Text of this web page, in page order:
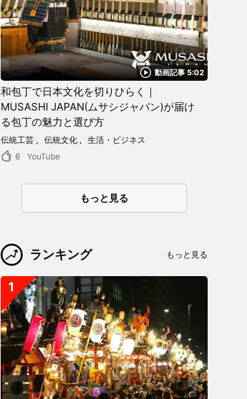
動画記事 5:02
和包丁で日本文化を切りひらく｜
MUSASHI JAPAN(ムサシジャパン)が届け
る包丁の魅力と選び方
伝統工芸 伝統文化
生活・ビジネス
6
YouTube
もっと見る
ランキング もっと見る
1